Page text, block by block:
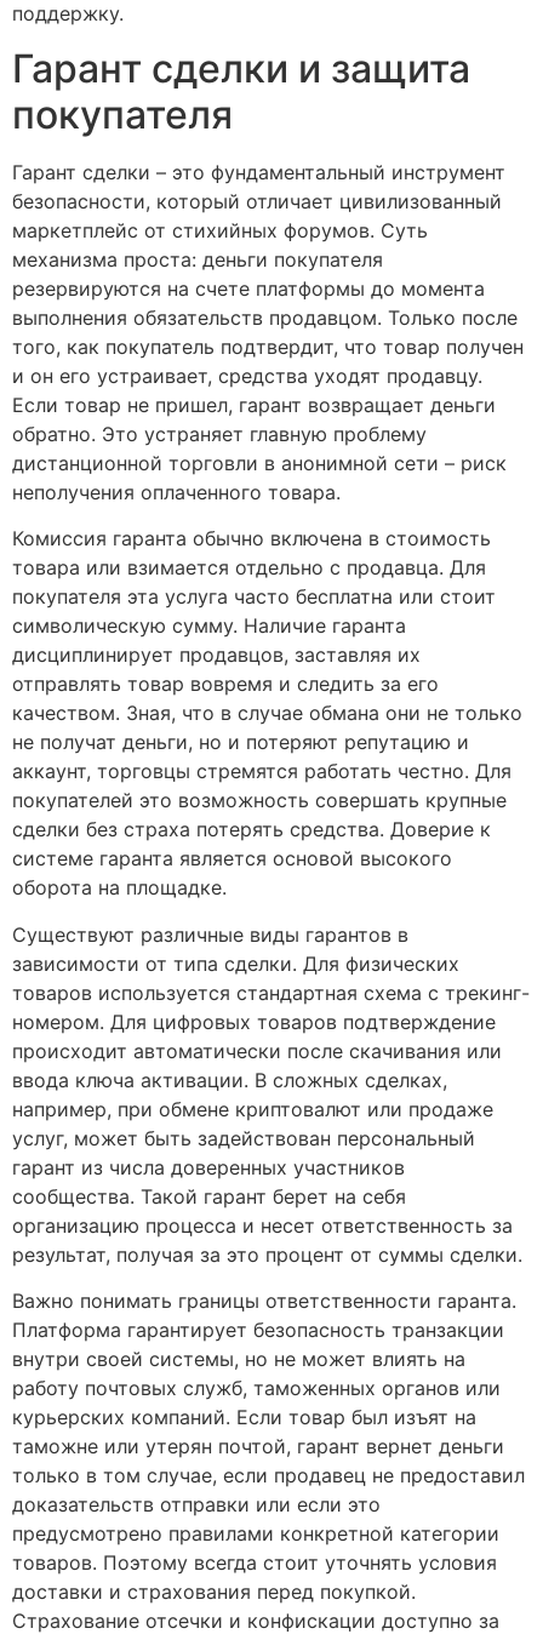
поддержку.
Гарант сделки и защита
покупателя
Гарант сделки – это фундаментальный инструмент
безопасности, который отличает цивилизованный
маркетплейс от стихийных форумов. Суть
механизма проста: деньги покупателя
резервируются на счете платформы до момента
выполнения обязательств продавцом. Только после
того, как покупатель подтвердит, что товар получен
и он его устраивает, средства уходят продавцу.
Если товар не пришел, гарант возвращает деньги
обратно. Это устраняет главную проблему
дистанционной торговли в анонимной сети – риск
неполучения оплаченного товара.
Комиссия гаранта обычно включена в стоимость
товара или взимается отдельно с продавца. Для
покупателя эта услуга часто бесплатна или стоит
символическую сумму. Наличие гаранта
дисциплинирует продавцов, заставляя их
отправлять товар вовремя и следить за его
качеством. Зная, что в случае обмана они не только
не получат деньги, но и потеряют репутацию и
аккаунт, торговцы стремятся работать честно. Для
покупателей это возможность совершать крупные
сделки без страха потерять средства. Доверие к
системе гаранта является основой высокого
оборота на площадке.
Существуют различные виды гарантов в
зависимости от типа сделки. Для физических
товаров используется стандартная схема с трекинг-
номером. Для цифровых товаров подтверждение
происходит автоматически после скачивания или
ввода ключа активации. В сложных сделках,
например, при обмене криптовалют или продаже
услуг, может быть задействован персональный
гарант из числа доверенных участников
сообщества. Такой гарант берет на себя
организацию процесса и несет ответственность за
результат, получая за это процент от суммы сделки.
Важно понимать границы ответственности гаранта.
Платформа гарантирует безопасность транзакции
внутри своей системы, но не может влиять на
работу почтовых служб, таможенных органов или
курьерских компаний. Если товар был изъят на
таможне или утерян почтой, гарант вернет деньги
только в том случае, если продавец не предоставил
доказательств отправки или если это
предусмотрено правилами конкретной категории
товаров. Поэтому всегда стоит уточнять условия
доставки и страхования перед покупкой.
Страхование отсечки и конфискации доступно за